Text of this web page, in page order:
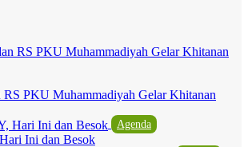
PKU Muhammadiyah Gelar Khitanan
Agenda
Ini dan Besok